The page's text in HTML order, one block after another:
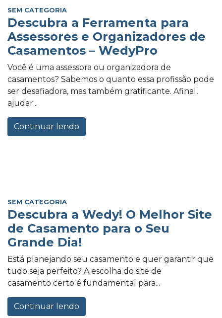
SEM CATEGORIA
Descubra a Ferramenta para
Assessores e Organizadores de
Casamentos – WedyPro
Você é uma assessora ou organizadora de
casamentos? Sabemos o quanto essa profissão pode
ser desafiadora, mas também gratificante. Afinal,
ajudar...
Continuar lendo
SEM CATEGORIA
Descubra a Wedy! O Melhor Site
de Casamento para o Seu
Grande Dia!
Está planejando seu casamento e quer garantir que
tudo seja perfeito? A escolha do site de
casamento certo é fundamental para...
Continuar lendo